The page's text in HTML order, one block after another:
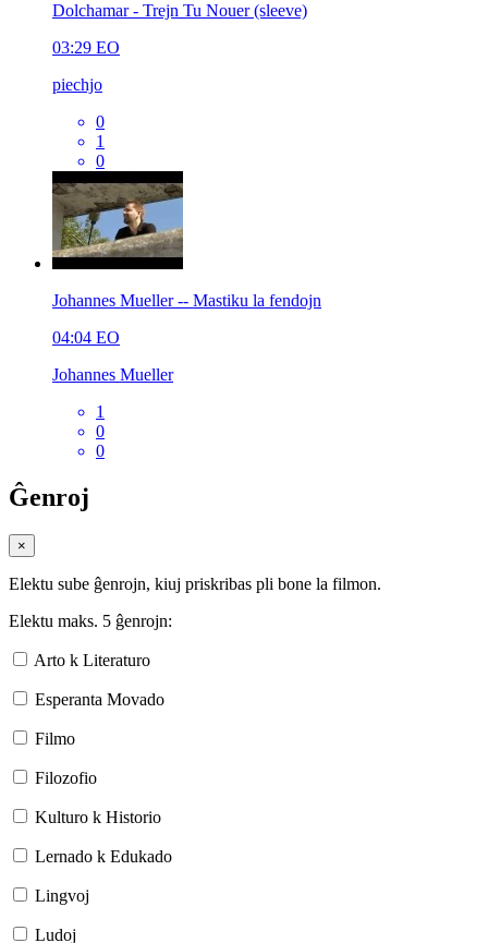
Dolchamar - Trejn Tu Nouer (sleeve)
03:29 EO
piechjo
0
1
0
Johannes Mueller -- Mastiku la fendojn
04:04 EO
Johannes Mueller
1
0
0
Ĝenroj
×
Elektu sube ĝenrojn, kiuj priskribas pli bone la filmon.
Elektu maks. 5 ĝenrojn:
Arto k Literaturo
Esperanta Movado
Filmo
Filozofio
Kulturo k Historio
Lernado k Edukado
Lingvoj
Ludoj